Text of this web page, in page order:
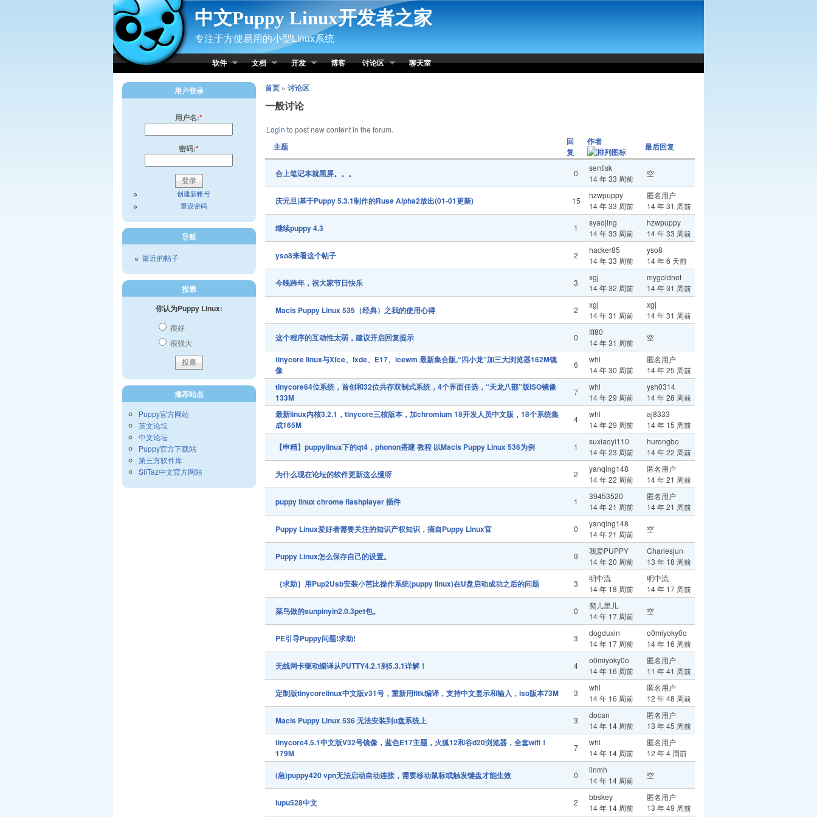
Skip to Content
中文Puppy Linux开发者之家
专注于方便易用的小型Linux系统
软件 文档 开发 博客 讨论区 聊天室
首页» 讨论区
一般讨论
Login to post new content in the forum.
主题
回
复
作者 最后回复
合上笔记本就黑屏。。。 0
sentisk
14 年 33 周前
空
庆元旦|基于Puppy 5.3.1制作的Ruse Alpha2放出(01-01更新) 15
hzwpuppy
14 年 33 周前
匿名用户
14 年 31 周前
继续puppy 4.3 1
syaojing
14 年 33 周前
hzwpuppy
14 年 33 周前
yso8来看这个帖子 2
hacker85
14 年 33 周前
yso8
14 年 6 天前
今晚跨年，祝大家节日快乐 3
xgj
14 年 32 周前
mygoldnet
14 年 31 周前
Macis Puppy Linux 535（经典）之我的使用心得 2
xgj
14 年 31 周前
xgj
14 年 31 周前
这个程序的互动性太弱，建议开启回复提示 0
fff80
14 年 31 周前
空
tinycore linux与Xfce、lxde、E17、icewm 最新集合版,“四小龙”加三大浏览器162M镜
像
6
whl
14 年 30 周前
匿名用户
14 年 25 周前
tinycore64位系统，首创和32位共存双制式系统，4个界面任选，“天龙八部”版ISO镜像
133M
7
whl
14 年 29 周前
ysh0314
14 年 28 周前
最新linux内核3.2.1，tinycore三核版本，加chromium 18开发人员中文版，18个系统集
成165M
4
whl
14 年 29 周前
aj8333
14 年 15 周前
【申精】puppylinux下的qt4，phonon搭建 教程 以Macis Puppy Linux 536为例 1
suxiaoyi110
14 年 23 周前
hurongbo
14 年 22 周前
为什么现在论坛的软件更新这么慢呀 2
yanqing148
14 年 22 周前
匿名用户
14 年 21 周前
puppy linux chrome flashplayer 插件 1
39453520
14 年 21 周前
匿名用户
14 年 21 周前
Puppy Linux爱好者需要关注的知识产权知识，摘自Puppy Linux官 0
yanqing148
14 年 21 周前
空
Puppy Linux怎么保存自己的设置。 9
我爱PUPPY
14 年 20 周前
Charlesjun
13 年 18 周前
｛求助｝用Pup2Usb安装小芭比操作系统(puppy linux)在U盘启动成功之后的问题 3
明中流
14 年 18 周前
明中流
14 年 17 周前
菜鸟做的sunpinyin2.0.3pet包。 0
爬儿里儿
14 年 17 周前
空
PE引导Puppy问题!求助! 3
dogduxin
14 年 17 周前
o0miyoky0o
14 年 16 周前
无线网卡驱动编译从PUTTY4.2.1到5.3.1详解！ 4
o0miyoky0o
14 年 16 周前
匿名用户
11 年 41 周前
定制版tinycorelinux中文版v31号，重新用fltk编译，支持中文显示和输入，iso版本73M 3
whl
14 年 16 周前
匿名用户
12 年 48 周前
Macis Puppy Linux 536 无法安装到u盘系统上 3
docan
14 年 14 周前
匿名用户
13 年 45 周前
tinycore4.5.1中文版V32号镜像，蓝色E17主题，火狐12和谷d20浏览器，全套wifi！
179M
7
whl
14 年 14 周前
匿名用户
12 年 4 周前
(急)puppy420 vpn无法启动自动连接，需要移动鼠标或触发键盘才能生效 0
linmh
14 年 14 周前
空
lupu528中文 2
bbskey
14 年 14 周前
匿名用户
13 年 49 周前
用户登录
用户名:*
密码:*
创建新帐号
重设密码
导航
最近的帖子
投票
你认为Puppy Linux:
很好
很强大
推荐站点
Puppy官方网站
英文论坛
中文论坛
Puppy官方下载站
第三方软件库
SliTaz中文官方网站